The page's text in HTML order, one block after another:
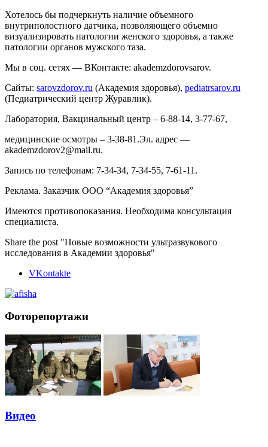
Хотелось бы подчеркнуть наличие объемного
внутриполостного датчика, позволяющего объемно
визуализировать патологии женского здоровья, а также
патологии органов мужского таза.
Мы в соц. сетях — ВКонтакте: akademzdorovsarov.
Сайты: sarovzdorov.ru (Академия здоровья), pediatrsarov.ru
(Педиатрический центр Журавлик).
Лаборатория, Вакцинальный центр – 6-88-14, 3-77-67,
медицинские осмотры – 3-38-81.Эл. адрес —
akademzdorov2@mail.ru.
Запись по телефонам: 7-34-34, 7-34-55, 7-61-11.
Реклама. Заказчик ООО “Академия здоровья”
Имеются противопоказания. Необходима консультация
специалиста.
Share the post "Новые возможности ультразвукового
исследования в Академии здоровья"
VKontakte
Фоторепортажи
Видео